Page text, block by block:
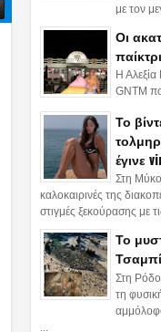
Συνελήφθη αξιωματικός
της ΕΛ.ΑΣ. για
κρατούμενου σε
αστυνομικό τμήμα
2026
με τον
Οι
Η Αλεξία
GNTM
Το
έγινε
Στη
καλοκαιρινές της
στιγμές ξεκούρασης με
Το
Στη Ρόδο
τη